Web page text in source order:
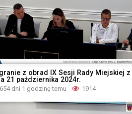
z obrad IX Sesji Rady Miejskiej z
21 października 2024r.
654 dni 1 godzinę temu 1914